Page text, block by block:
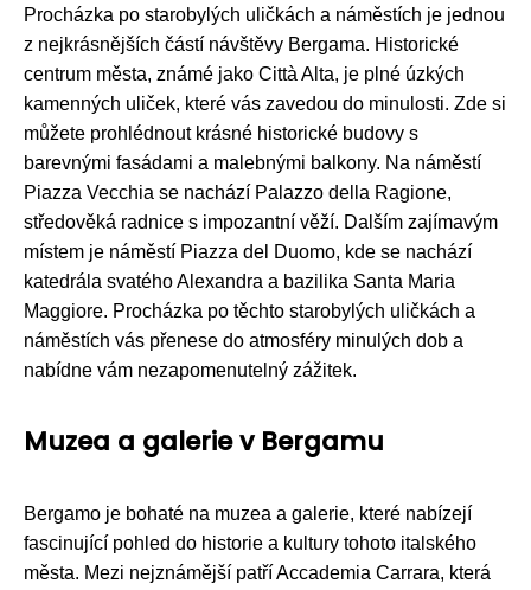
Procházka po starobylých uličkách a náměstích je jednou
z nejkrásnějších částí návštěvy Bergama. Historické
centrum města, známé jako Città Alta, je plné úzkých
kamenných uliček, které vás zavedou do minulosti. Zde si
můžete prohlédnout krásné historické budovy s
barevnými fasádami a malebnými balkony. Na náměstí
Piazza Vecchia se nachází Palazzo della Ragione,
středověká radnice s impozantní věží. Dalším zajímavým
místem je náměstí Piazza del Duomo, kde se nachází
katedrála svatého Alexandra a bazilika Santa Maria
Maggiore. Procházka po těchto starobylých uličkách a
náměstích vás přenese do atmosféry minulých dob a
nabídne vám nezapomenutelný zážitek.
Muzea a galerie v Bergamu
Bergamo je bohaté na muzea a galerie, které nabízejí
fascinující pohled do historie a kultury tohoto italského
města. Mezi nejznámější patří Accademia Carrara, která